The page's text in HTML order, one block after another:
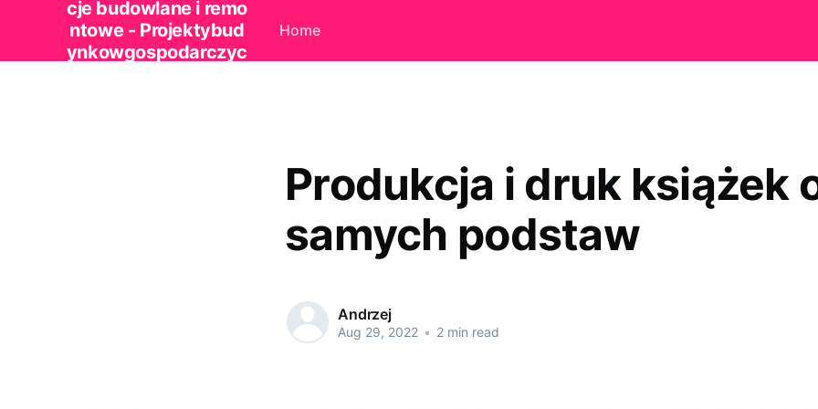
cje budowlane i remo
ntowe - Projektybud
ynkowgospodarczyc
Home
Produkcja i druk książek
samych podstaw
Andrzej
Aug 29, 2022 • 2 min read